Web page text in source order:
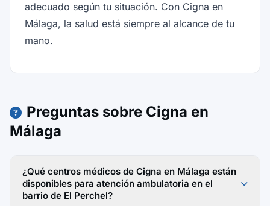
adecuado según tu situación. Con Cigna en
Málaga, la salud está siempre al alcance de tu
mano.
Preguntas sobre Cigna en
Málaga
¿Qué centros médicos de Cigna en Málaga están
disponibles para atención ambulatoria en el
barrio de El Perchel?